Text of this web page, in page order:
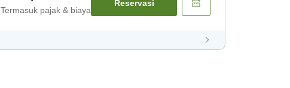
Termasuk pajak & biaya
Reservasi